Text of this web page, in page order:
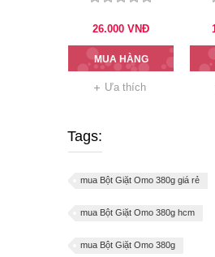
26.000 VNĐ
MUA HÀNG
Ưa thích
Tags:
mua Bột Giặt Omo 380g giá rẻ
mua Bột Giặt Omo 380g hcm
mua Bột Giặt Omo 380g